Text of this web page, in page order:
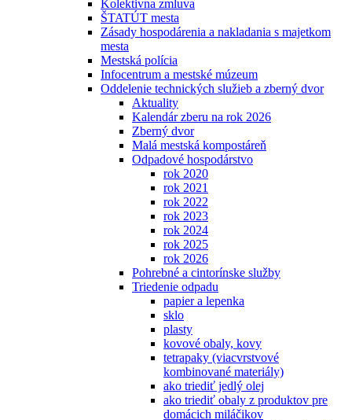
Kolektivna zmluva
ŠTATÚT mesta
Zásady hospodárenia a nakladania s majetkom
mesta
Mestská polícia
Infocentrum a mestské múzeum
Oddelenie technických služieb a zberný dvor
Aktuality
Kalendár zberu na rok 2026
Zberný dvor
Malá mestská kompostáreň
Odpadové hospodárstvo
rok 2020
rok 2021
rok 2022
rok 2023
rok 2024
rok 2025
rok 2026
Pohrebné a cintorínske služby
Triedenie odpadu
papier a lepenka
sklo
plasty
kovové obaly, kovy
tetrapaky (viacvrstvové
kombinované materiály)
ako triediť jedlý olej
ako triediť obaly z produktov pre
domácich miláčikov